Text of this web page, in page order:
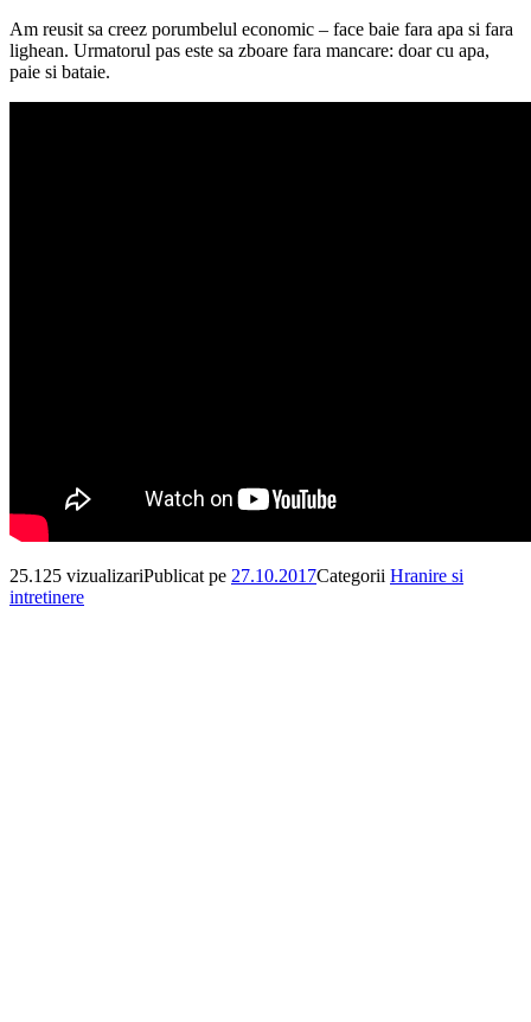
Am reusit sa creez porumbelul economic – face baie fara apa si fara
lighean. Urmatorul pas este sa zboare fara mancare: doar cu apa,
paie si bataie.
25.125 vizualizariPublicat pe 27.10.2017Categorii Hranire si
intretinere